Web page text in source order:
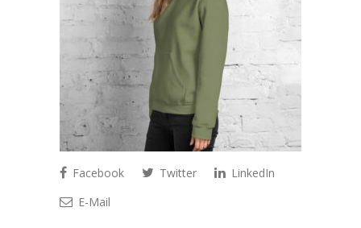
Facebook Twitter
LinkedIn
E-Mail